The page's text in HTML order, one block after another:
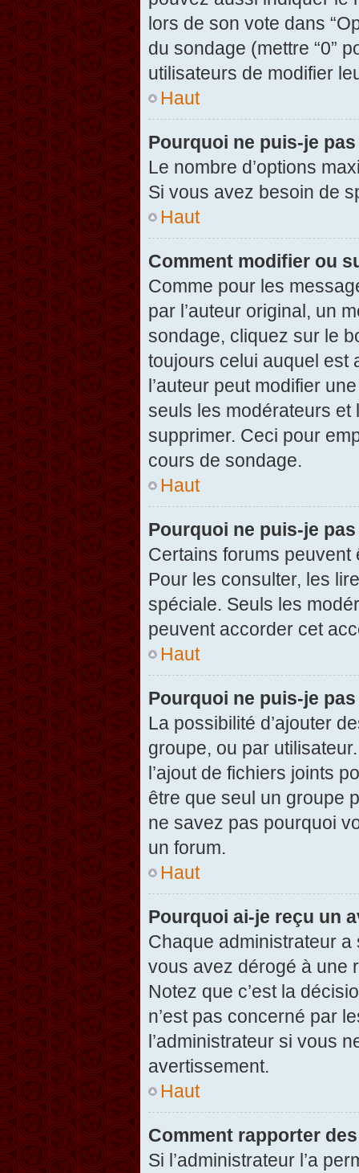
lors de son vote dans
du sondage (mettre “0”
utilisateurs de modifier
Haut
Pourquoi ne puis-je
Le nombre d’options
Si vous avez besoin de
Haut
Comment modifier ou
Comme pour les
par l’auteur original, un
sondage, cliquez sur le
toujours celui auquel est
l’auteur peut modifier
seuls les modérateurs et
supprimer. Ceci pour
cours de sondage.
Haut
Pourquoi ne puis-je
Certains forums
Pour les consulter, les
spéciale. Seuls les
peuvent accorder cet
Haut
Pourquoi ne puis-je
La possibilité d’ajouter
groupe, ou par
l’ajout de fichiers joints
être que seul un groupe
ne savez pas pourquoi
un forum.
Haut
Pourquoi ai-je reçu un
Chaque administrateur
vous avez dérogé à une
Notez que c’est la
n’est pas concerné par
l’administrateur si vous
avertissement.
Haut
Comment rapporter
Si l’administrateur l’a